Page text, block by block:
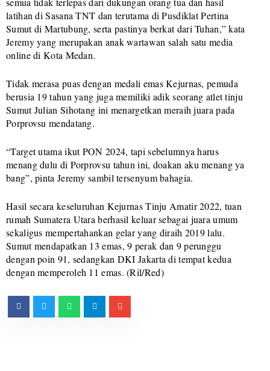
latihan di Sasana TNT dan terutama di Pusdiklat Pertina
Sumut di Martubung, serta pastinya berkat dari Tuhan,” kata
Jeremy yang merupakan anak wartawan salah satu media
online di Kota Medan.
Tidak merasa puas dengan medali emas Kejurnas, pemuda
berusia 19 tahun yang juga memiliki adik seorang atlet tinju
Sumut Julian Sihotang ini menargetkan meraih juara pada
Porprovsu mendatang.
“Target utama ikut PON 2024, tapi sebelumnya harus
menang dulu di Porprovsu tahun ini, doakan aku menang ya
bang”, pinta Jeremy sambil tersenyum bahagia.
Hasil secara keseluruhan Kejurnas Tinju Amatir 2022, tuan
rumah Sumatera Utara berhasil keluar sebagai juara umum
sekaligus mempertahankan gelar yang diraih 2019 lalu.
Sumut mendapatkan 13 emas, 9 perak dan 9 perunggu
dengan poin 91, sedangkan DKI Jakarta di tempat kedua
dengan memperoleh 11 emas. (Ril/Red)